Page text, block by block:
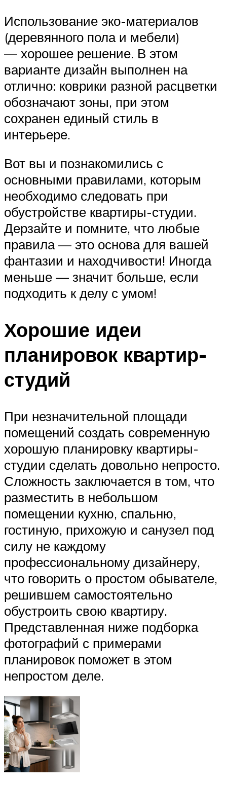
Использование эко-материалов
(деревянного пола и мебели)
— хорошее решение. В этом
варианте дизайн выполнен на
отлично: коврики разной расцветки
обозначают зоны, при этом
сохранен единый стиль в
интерьере.
Вот вы и познакомились с
основными правилами, которым
необходимо следовать при
обустройстве квартиры-студии.
Дерзайте и помните, что любые
правила — это основа для вашей
фантазии и находчивости! Иногда
меньше — значит больше, если
подходить к делу с умом!
Хорошие идеи
планировок квартир-
студий
При незначительной площади
помещений создать современную
хорошую планировку квартиры-
студии сделать довольно непросто.
Сложность заключается в том, что
разместить в небольшом
помещении кухню, спальню,
гостиную, прихожую и санузел под
силу не каждому
профессиональному дизайнеру,
что говорить о простом обывателе,
решившем самостоятельно
обустроить свою квартиру.
Представленная ниже подборка
фотографий с примерами
планировок поможет в этом
непростом деле.